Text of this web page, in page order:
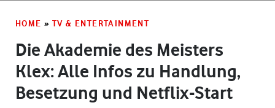
HOME » TV & ENTERTAINMENT
Die Akademie des Meisters
Klex: Alle Infos zu Handlung,
Besetzung und Netflix-Start